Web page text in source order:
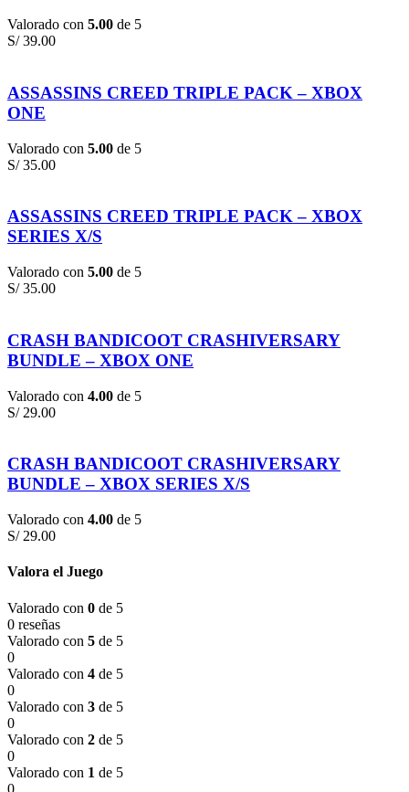
Valorado con 5.00 de 5
S/39.00
ASSASSINS CREED TRIPLE PACK – XBOX
ONE
Valorado con 5.00 de 5
S/35.00
ASSASSINS CREED TRIPLE PACK – XBOX
SERIES X/S
Valorado con 5.00 de 5
S/35.00
CRASH BANDICOOT CRASHIVERSARY
BUNDLE – XBOX ONE
Valorado con 4.00 de 5
S/29.00
CRASH BANDICOOT CRASHIVERSARY
BUNDLE – XBOX SERIES X/S
Valorado con 4.00 de 5
S/29.00
Valora el Juego
Valorado con 0 de 5
0 reseñas
Valorado con 5 de 5
0
Valorado con 4 de 5
0
Valorado con 3 de 5
0
Valorado con 2 de 5
0
Valorado con 1 de 5
0